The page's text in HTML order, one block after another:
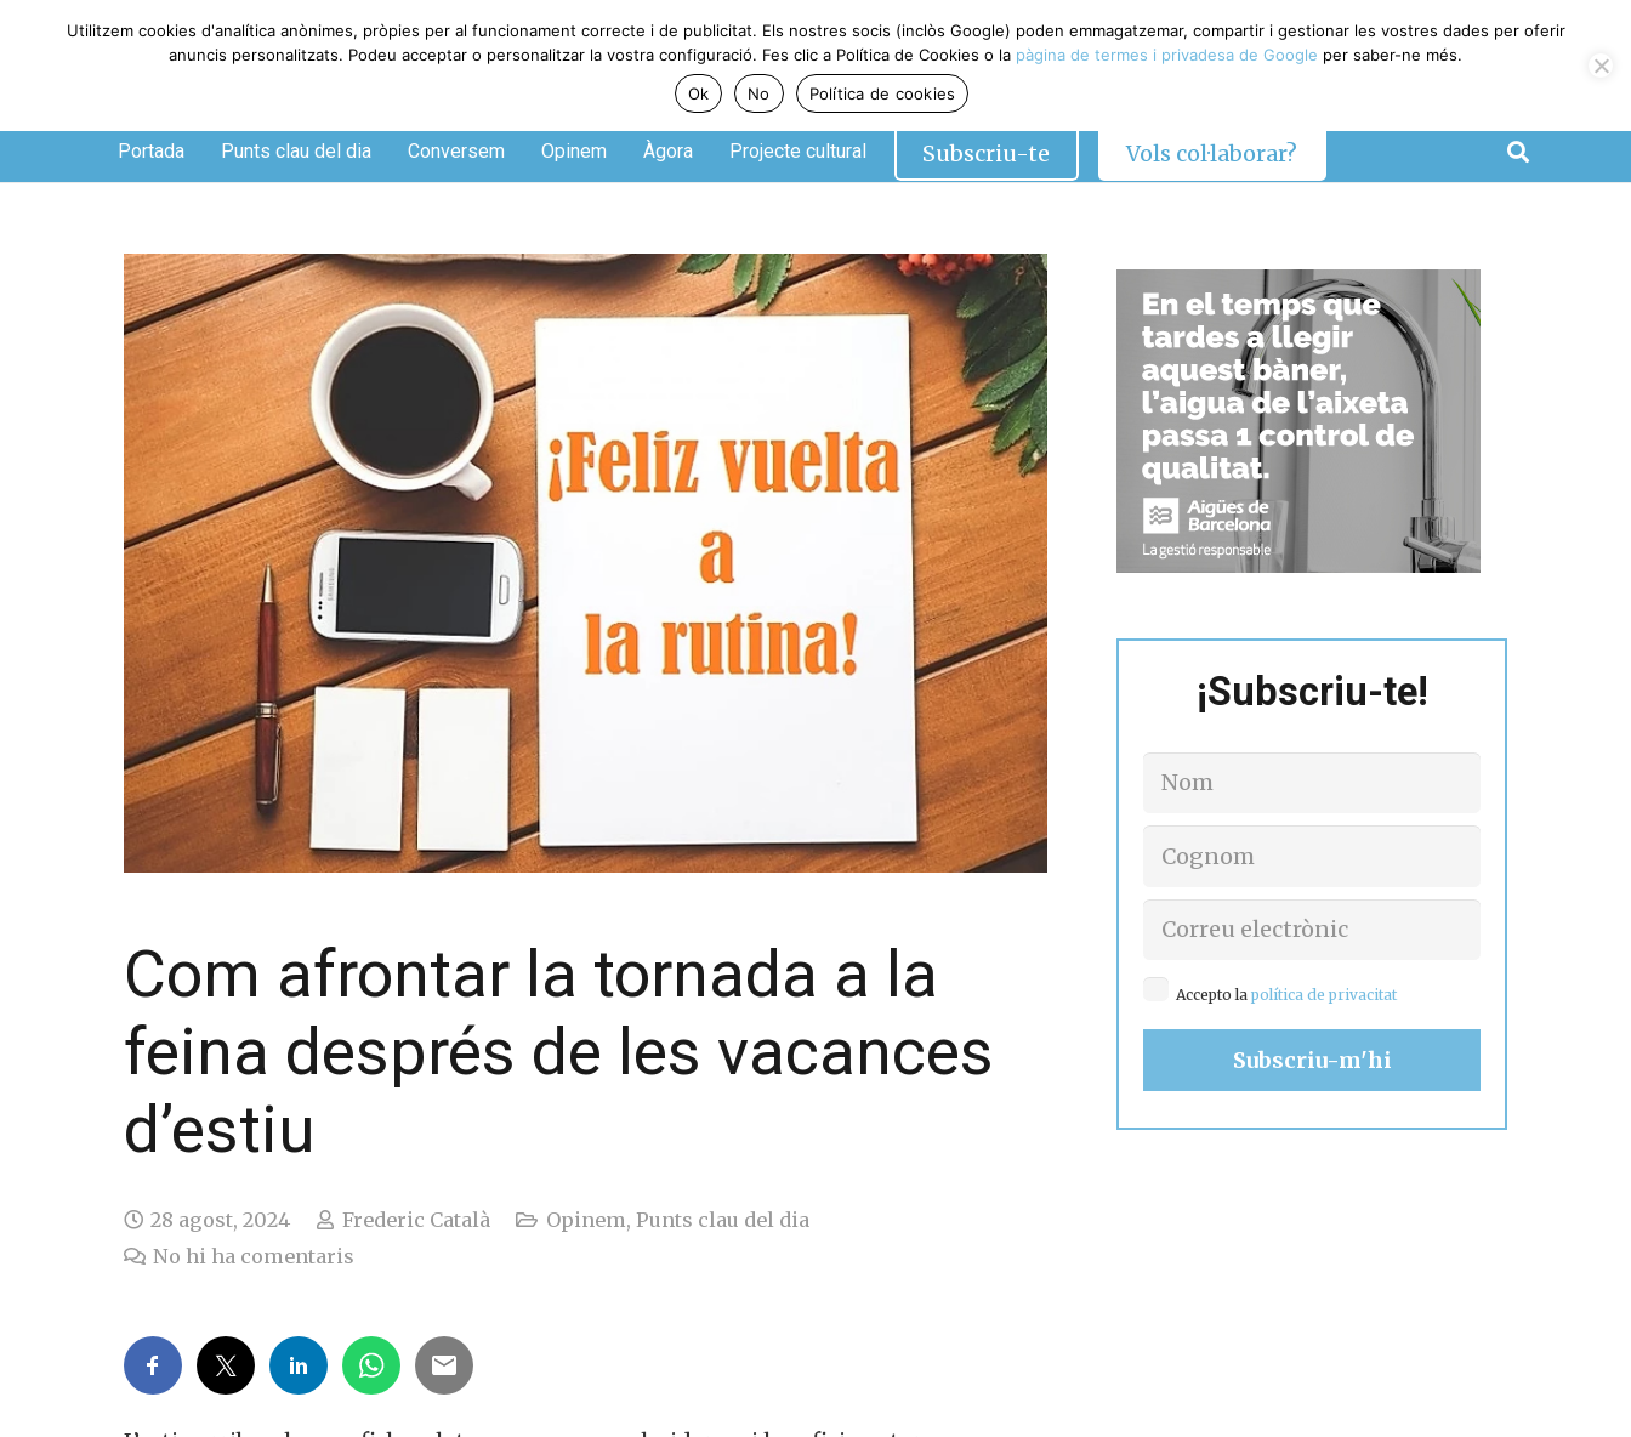
Dijous, 6 de agosto de 2026
Portada Punts clau del dia Conversem Opinem Àgora Projecte cultural Subscriu-te Vols col·laborar?
Com afrontar la tornada a la
feina després de les vacances
d’estiu
28 agost, 2024 Frederic Català Opinem,Punts clau del dia
No hi ha comentaris
¡Subscriu-te!
Accepto lapolítica de privacitat
Utilitzem cookies d'analítica anònimes, pròpies per al funcionament correcte i de publicitat. Els nostres socis (inclòs Google) poden emmagatzemar, compartir i gestionar les vostres dades per oferir
anuncis personalitzats. Podeu acceptar o personalitzar la vostra configuració. Fes clic a Política de Cookies o lapàgina de termes i privadesa de Googleper saber-ne més.
Ok
No Política de cookies